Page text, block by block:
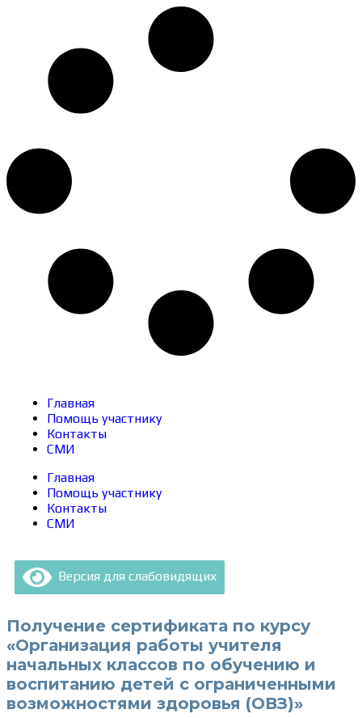
Главная
Помощь участнику
Контакты
СМИ
Главная
Помощь участнику
Контакты
СМИ
Версия для слабовидящих
Получение сертификата по курсу
«Организация работы учителя
начальных классов по обучению и
воспитанию детей с ограниченными
возможностями здоровья (ОВЗ)»